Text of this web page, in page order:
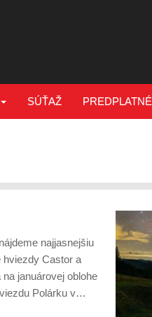
SÚŤAŽ PREDPLATNÉ
najjasnejšiu
hviezdy Castor a
januárovej oblohe
Polárku v…